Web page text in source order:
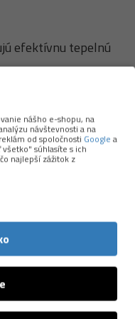
efektívnu tepelnú
návratom do
odvod potu a
pre
Elastan
nášho e-shopu, na
návštevnosti a na
od spoločnosti Google a
súhlasíte s ich
najlepší zážitok z